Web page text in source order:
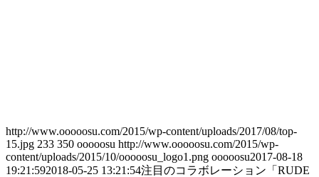
http://www.ooooosu.com/2015/wp-content/uploads/2017/08/top-
15.jpg 233 350 ooooosu http://www.ooooosu.com/2015/wp-
content/uploads/2015/10/ooooosu_logo1.png ooooosu2017-08-18
19:21:592018-05-25 13:21:54注目のコラボレーション「RUDE